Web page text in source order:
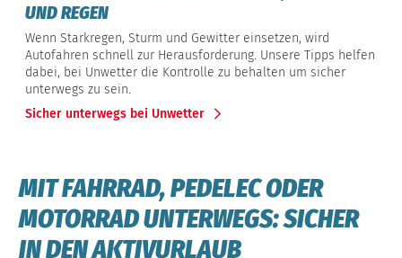
UND REGEN
Wenn Starkregen, Sturm und Gewitter einsetzen, wird
Autofahren schnell zur Herausforderung. Unsere Tipps helfen
dabei, bei Unwetter die Kontrolle zu behalten um sicher
unterwegs zu sein.
Sicher unterwegs bei Unwetter
MIT FAHRRAD, PEDELEC ODER
MOTORRAD UNTERWEGS: SICHER
IN DEN AKTIVURLAUB